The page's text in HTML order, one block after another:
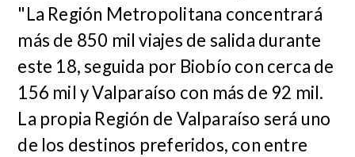
"La Región Metropolitana concentrará
más de 850 mil viajes de salida durante
este 18, seguida por Biobío con cerca de
156 mil y Valparaíso con más de 92 mil.
La propia Región de Valparaíso será uno
de los destinos preferidos, con entre